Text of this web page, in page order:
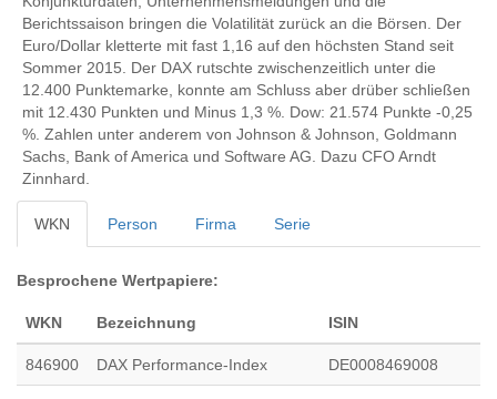
Berichtssaison bringen die Volatilität zurück an die Börsen. Der
Euro/Dollar kletterte mit fast 1,16 auf den höchsten Stand seit
Sommer 2015. Der DAX rutschte zwischenzeitlich unter die
12.400 Punktemarke, konnte am Schluss aber drüber schließen
mit 12.430 Punkten und Minus 1,3 %. Dow: 21.574 Punkte -0,25
%. Zahlen unter anderem von Johnson & Johnson, Goldmann
Sachs, Bank of America und Software AG. Dazu CFO Arndt
Zinnhard.
WKN Person Firma Serie
Besprochene Wertpapiere:
WKN Bezeichnung ISIN
846900 DAX Performance-Index DE0008469008